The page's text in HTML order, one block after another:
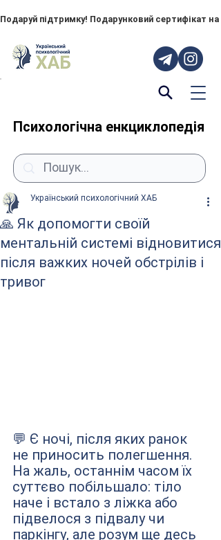
Подаруй підтримку! Подарунковий сертифікат
Психологічна енкциклопедія
🙏 Як допомогти своїй
ментальній системі відновитися
після важких ночей обстрілів і
тривог
Український психологічний ХАБ
💬 Є ночі, після яких ранок
не приносить полегшення.
На жаль, останнім часом їх
суттєво побільшало: тіло
наче і встало з ліжка або
підвелося з підвалу чи
паркінгу, але розум ще десь